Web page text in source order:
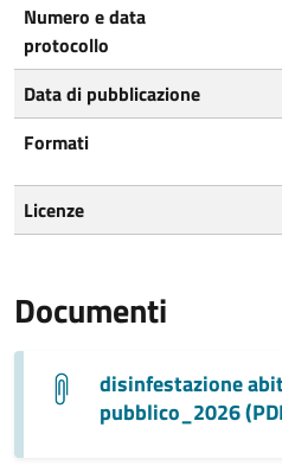
Numero e data
protocollo
Data di pubblicazione
Formati
Licenze
Documenti
disinfestazione
pubblico_2026